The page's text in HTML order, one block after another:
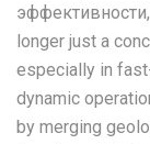
longer just a
especially in
dynamic
by merging